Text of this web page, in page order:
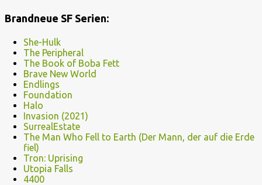
Brandneue SF Serien:
She-Hulk
The Peripheral
The Book of Boba Fett
Brave New World
Endlings
Foundation
Halo
Invasion (2021)
SurrealEstate
The Man Who Fell to Earth (Der Mann, der auf die Erde
fiel)
Tron: Uprising
Utopia Falls
4400